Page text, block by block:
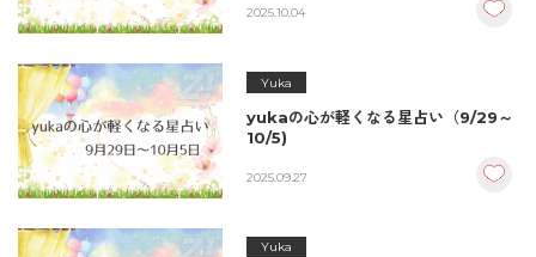
2025.10.04
Yuka
yukaの心が軽くなる星占い（9/29～
10/5)
2025.09.27
Yuka